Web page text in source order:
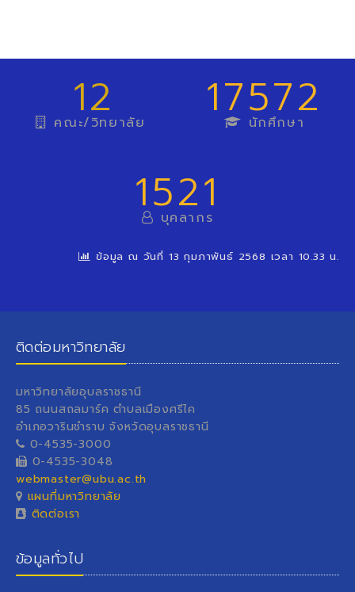
12
คณะ/วิทยาลัย 17572
นักศึกษา
1521
บุคลากร
ข้อมูล ณ วันที่ 13 กุมภาพันธ์ 2568 เวลา 10.33 น.
ติดต่อมหาวิทยาลัย
มหาวิทยาลัยอุบลราชธานี
85 ถนนสถลมาร์ค ตำบลเมืองศรีไค
อำเภอวารินชำราบ จังหวัดอุบลราชธานี
0-4535-3000
0-4535-3048
webmaster@ubu.ac.th
แผนที่มหาวิทยาลัย
ติดต่อเรา
ข้อมูลทั่วไป